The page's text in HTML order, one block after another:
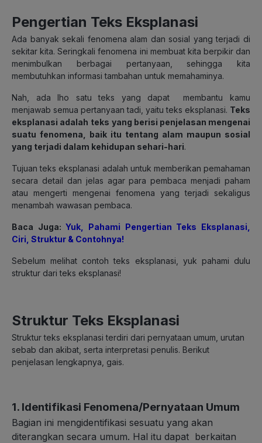
Pengertian Teks Eksplanasi
Ada banyak sekali fenomena alam dan sosial yang terjadi di
sekitar kita. Seringkali fenomena ini membuat kita berpikir dan
menimbulkan berbagai pertanyaan, sehingga kita
membutuhkan informasi tambahan untuk memahaminya.
Nah, ada lho satu teks yang dapat membantu kamu
menjawab semua pertanyaan tadi, yaitu teks eksplanasi. Teks
eksplanasi adalah teks yang berisi penjelasan mengenai
suatu fenomena, baik itu tentang alam maupun sosial
yang terjadi dalam kehidupan sehari-hari.
Tujuan teks eksplanasi adalah untuk memberikan pemahaman
secara detail dan jelas agar para pembaca menjadi paham
atau mengerti mengenai fenomena yang terjadi sekaligus
menambah wawasan pembaca.
Baca Juga:Yuk, Pahami Pengertian Teks Eksplanasi,
Ciri, Struktur & Contohnya!
Sebelum melihat contoh teks eksplanasi, yuk pahami dulu
struktur dari teks eksplanasi!
Struktur Teks Eksplanasi
Struktur teks eksplanasi terdiri dari pernyataan umum, urutan
sebab dan akibat, serta interpretasi penulis. Berikut
penjelasan lengkapnya, gais.
1. Identifikasi Fenomena/Pernyataan Umum
Bagian ini mengidentifikasi sesuatu yang akan
diterangkan secara umum. Hal itu dapat berkaitan